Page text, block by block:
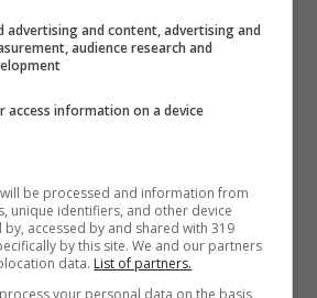
advertising and content, advertising and
audience research and
access information on a device
be processed and information from
unique identifiers, and other device
accessed by and shared with 319
by this site. We and our partners
data. List of partners.
your personal data on the basis